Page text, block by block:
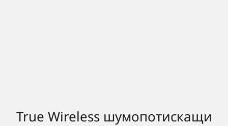
True Wireless шумопотискащи